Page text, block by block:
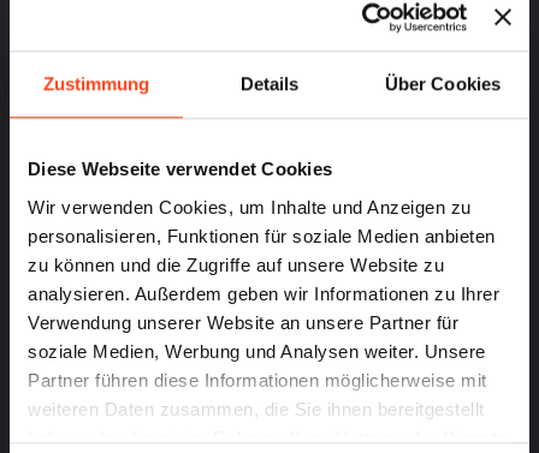
Zustimmung Details Über Cookies
Diese Webseite verwendet Cookies
Wir verwenden Cookies, um Inhalte und Anzeigen zu
personalisieren, Funktionen für soziale Medien anbieten
zu können und die Zugriffe auf unsere Website zu
analysieren. Außerdem geben wir Informationen zu Ihrer
Verwendung unserer Website an unsere Partner für
soziale Medien, Werbung und Analysen weiter. Unsere
Partner führen diese Informationen möglicherweise mit
weiteren Daten zusammen, die Sie ihnen bereitgestellt
haben oder die sie im Rahmen Ihrer Nutzung der Dienste
B
Baugenehmigung
Bauland
Baulast
Baulastenverzeichnis
Baureifes Land
Bauvoranfrage
Bauvorlagen
Bebauungsplan
BEG
Beleihung und Beleihungswert
Beleihungsgrenze
Berg am Laim